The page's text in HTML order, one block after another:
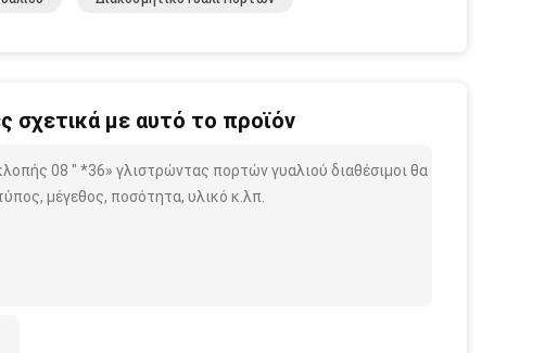
σχετικά με αυτό το προϊόν
08 " *36» γλιστρώντας πορτών γυαλιού διαθέσιμοι θα
μέγεθος, ποσότητα, υλικό κ.λπ.